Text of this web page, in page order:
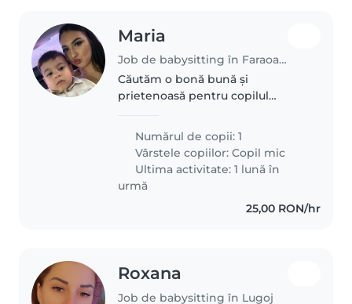
Maria
Job de babysitting în Faraoanele
Căutăm o bonă bună și
prietenoasă pentru copilul
este foarte energic și jucăuș. Ne-
ar plăcea cineva care să fie
confortabil să facă gătit și să facă
treburi...
Numărul de copii: 1
Vârstele copiilor:Copil mic
Ultima activitate: 1 lună în
urmă
25,00 RON/hr
Roxana
Job de babysitting în Lugoj